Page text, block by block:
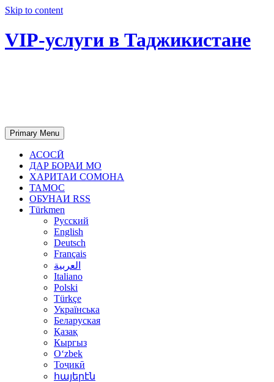
Skip to content
VIP-услуги в Таджикистане
Primary Menu
АСОСӢ
ДАР БОРАИ МО
ХАРИТАИ СОМОНА
ТАМОС
ОБУНАИ RSS
Türkmen
Русский
English
Deutsch
Français
العربية
Italiano
Polski
Türkçe
Українська
Беларуская
Қазақ
Кыргыз
Oʻzbek
Тоҷикӣ
հայերէն